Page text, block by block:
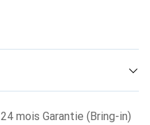
24 mois Garantie (Bring-in)